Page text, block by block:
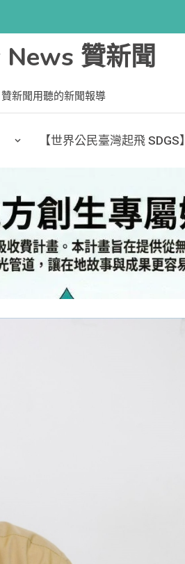
贊新聞
贊新聞用聽的新聞報導
【世界公民臺灣起飛 SDGS】